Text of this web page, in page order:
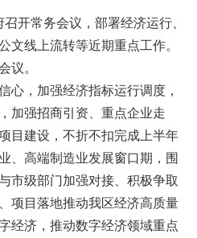
开常务会议，部署经济运行、
文线上流转等近期重点工作。
议。
心，加强经济指标运行调度，
加强招商引资、重点企业走
目建设，不折不扣完成上半年
、高端制造业发展窗口期，围
市级部门加强对接、积极争取
项目落地推动我区经济高质量
经济，推动数字经济领域重点